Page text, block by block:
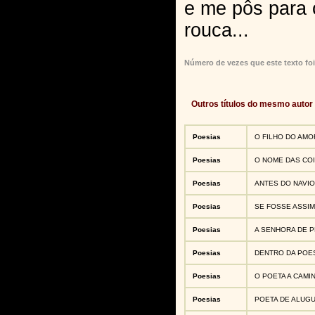
e me pôs para
rouca...
Número de vezes que este texto
Outros títulos do mesmo autor
Poesias O FILHO DO
Poesias O NOME DAS
Poesias ANTES DO
Poesias SE FOSSE ASSIM
Poesias A SENHORA DE
Poesias DENTRO DA
Poesias O POETA A
Poesias POETA DE